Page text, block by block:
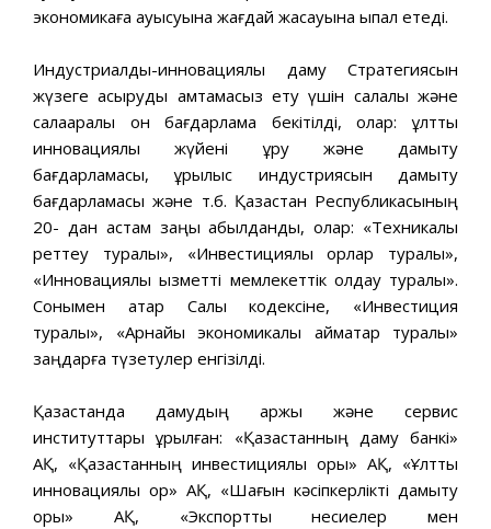
экономикаға ауысуына жағдай жасауына ықпал етеді.
Индустриалды-инновациялық даму Стратегиясын
жүзеге асыруды қамтамасыз ету үшін салалық жəне
салааралық он бағдарлама бекітілді, олар: ұлттық
инновациялық жүйені құру жəне дамыту
бағдарламасы, құрылыс индустриясын дамыту
бағдарламасы жəне т.б. Қазақстан Республикасының
20- дан астам заңы қабылданды, олар: «Техникалық
реттеу туралы», «Инвестициялық қорлар туралы»,
«Инновациялық қызметті мемлекеттік қолдау туралы».
Сонымен қатар Салық кодексіне, «Инвестиция
туралы», «Арнайы экономикалық аймақтар туралы»
заңдарға түзетулер енгізілді.
Қазақстанда дамудың қаржы жəне сервис
институттары құрылған: «Қазақстанның даму банкі»
АҚ, «Қазақстанның инвестициялық қоры» АҚ, «Ұлттық
инновациялық қор» АҚ, «Шағын кəсіпкерлікті дамыту
қоры» АҚ, «Экспорттық несиелер мен